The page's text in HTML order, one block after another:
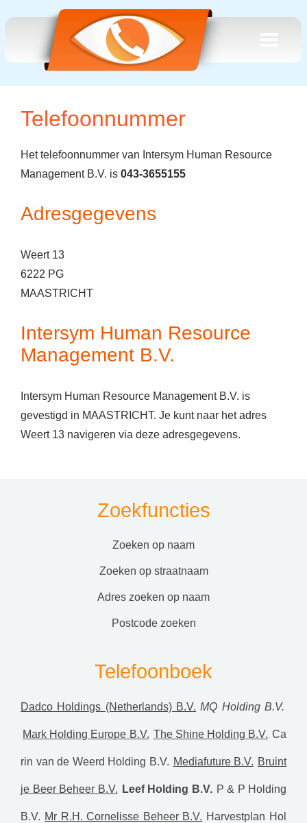
Telefoonnummer
Het telefoonnummer van Intersym Human Resource
Management B.V. is 043-3655155
Adresgegevens
Weert 13
6222 PG
MAASTRICHT
Intersym Human Resource
Management B.V.
Intersym Human Resource Management B.V. is
gevestigd in MAASTRICHT. Je kunt naar het adres
Weert 13 navigeren via deze adresgegevens.
Zoekfuncties
zoeken op naam
zoeken op straatnaam
adres zoeken op naam
postcode zoeken
Telefoonboek
Dadco Holdings (Netherlands) B.V. MQ Holding B.V.
Mark Holding Europe B.V. The Shine Holding B.V. Ca
rin van de Weerd Holding B.V. Mediafuture B.V. Bruint
je Beer Beheer B.V. Leef Holding B.V. P & P Holding
B.V. Mr R.H. Cornelisse Beheer B.V. Harvestplan Hol